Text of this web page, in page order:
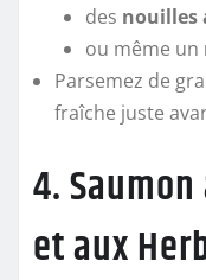
des nouilles
ou même un
Parsemez de
fraîche juste
4.
et aux